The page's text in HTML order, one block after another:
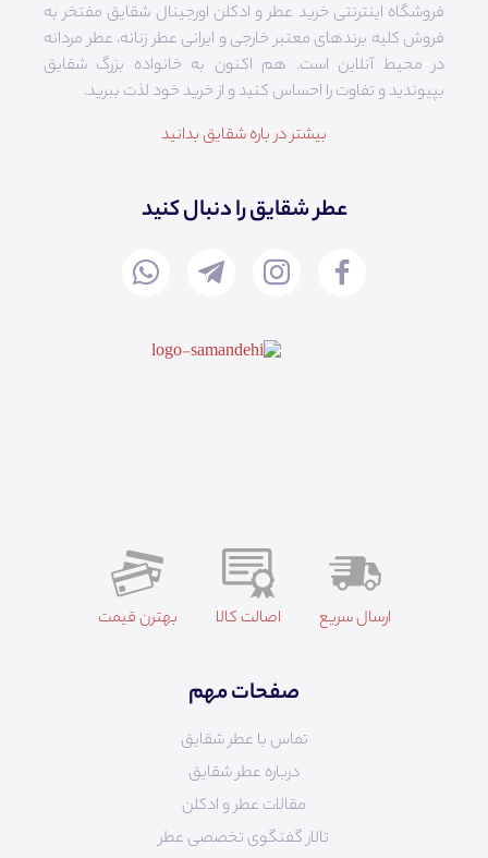
فروشگاه اینترنتی خرید عطر و ادکلن اورجینال شقایق مفتخر به
فروش کلیه برندهای معتبر خارجی و ایرانی عطر زنانه، عطر مردانه
در محیط آنلاین است. هم‌ اکنون به خانواده بزرگ شقایق
بپیوندید و تفاوت را احساس کنید و از خرید خود لذت ببرید.
بیشتر در باره شقایق بدانید
عطر شقایق را دنبال کنید
ارسال سریع اصالت کالا بهترن قیمت
صفحات مهم
تماس با عطر شقایق
درباره عطر شقایق
مقالات عطر و ادکلن
تالار گفتگوی تخصصی عطر